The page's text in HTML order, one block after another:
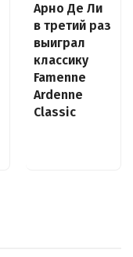
Арно Де Ли
в третий раз
выиграл
классику
Famenne
Ardenne
Classic